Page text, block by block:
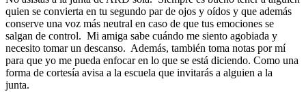
quien se convierta en tu segundo par de ojos y oídos y que además
conserve una voz más neutral en caso de que tus emociones se
salgan de control. Mi amiga sabe cuándo me siento agobiada y
necesito tomar un descanso. Además, también toma notas por mí
para que yo me pueda enfocar en lo que se está diciendo. Como una
forma de cortesía avisa a la escuela que invitarás a alguien a la
junta.